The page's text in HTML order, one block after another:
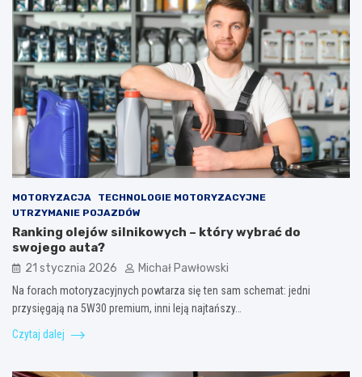
MOTORYZACJA
TECHNOLOGIE MOTORYZACYJNE
UTRZYMANIE POJAZDÓW
Ranking olejów silnikowych – który wybrać do
swojego auta?
21 stycznia 2026 Michał Pawłowski
Na forach motoryzacyjnych powtarza się ten sam schemat: jedni
przysięgają na 5W30 premium, inni leją najtańszy…
Czytaj dalej